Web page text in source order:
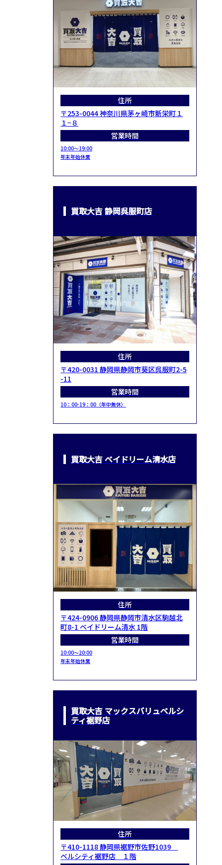
住所
〒253-0044 神奈川県茅ヶ崎市新栄町１
１−８
営業時間
10:00～19:00
年末年始休業
買取大吉 静岡呉服町店
住所
〒420-0031 静岡県静岡市葵区呉服町2-5
-11
営業時間
10：00-19：00（年中無休）
買取大吉 ベイドリーム清水店
住所
〒424-0906 静岡県静岡市清水区駒越北
町8-1 ベイドリーム清水 1階
営業時間
10:00～20:00
年末年始休業
買取大吉 マックスバリュベルシ
ティ裾野店
住所
〒410-1118 静岡県裾野市佐野1039
ベルシティ裾野店 １階